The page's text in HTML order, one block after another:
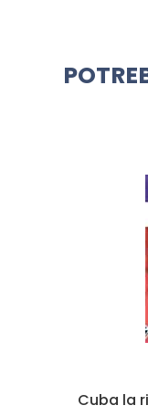
Cuba la